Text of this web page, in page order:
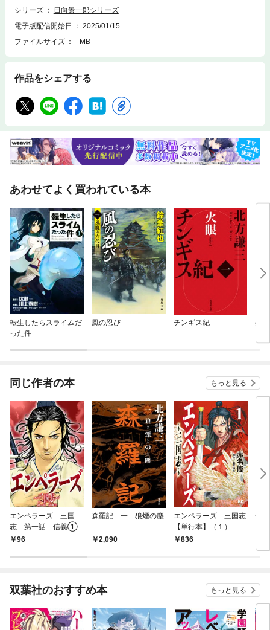
シリーズ
日向景一郎シリーズ
電子版配信開始日
2025/01/15
ファイルサイズ
- MB
作品をシェアする
あわせてよく買われている本
転生したらスライムだ
った件
風の忍び チンギス紀 葬
同じ作者の本 もっと見る
エンペラーズ 三国
志 第一話 信義①
96
森羅記 一 狼煙の塵
2,090
エンペラーズ 三国志
【単行本】（１）
836
チ
双葉社のおすすめ本 もっと見る